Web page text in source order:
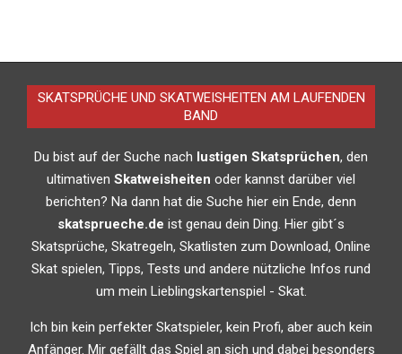
SKATSPRÜCHE UND SKATWEISHEITEN AM LAUFENDEN
BAND
Du bist auf der Suche nach lustigen Skatsprüchen, den
ultimativen Skatweisheiten oder kannst darüber viel
berichten? Na dann hat die Suche hier ein Ende, denn
skatsprueche.de ist genau dein Ding. Hier gibt´s
Skatsprüche, Skatregeln, Skatlisten zum Download, Online
Skat spielen, Tipps, Tests und andere nützliche Infos rund
um mein Lieblingskartenspiel - Skat.
Ich bin kein perfekter Skatspieler, kein Profi, aber auch kein
Anfänger. Mir gefällt das Spiel an sich und dabei besonders